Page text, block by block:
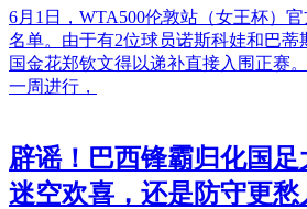
6月1日，WTA500伦敦站（女王杯）
名单。由于有2位球员诺斯科娃和巴蒂
国金花郑钦文得以递补直接入围正赛
一周进行，
辟谣！巴西锋霸归化国
迷空欢喜，还是防守更愁